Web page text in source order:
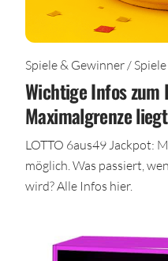
Spiele & Gewinner / Spiele
Wichtige Infos zum
Maximalgrenze
LOTTO 6aus49 Jackpot:
möglich. Was passiert,
wird? Alle Infos hier.